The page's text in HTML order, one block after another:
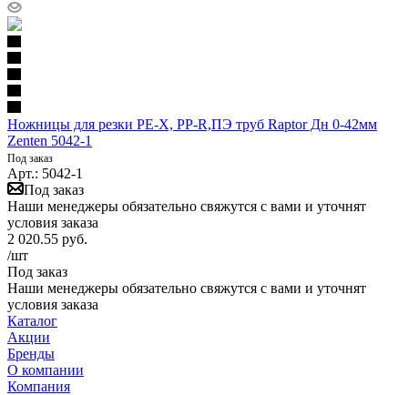
Ножницы для резки PE-X, PP-R,ПЭ труб Raptor Дн 0-42мм
Zenten 5042-1
Под заказ
Арт.: 5042-1
Под заказ
Наши менеджеры обязательно свяжутся с вами и уточнят
условия заказа
2 020.55 руб.
/шт
Под заказ
Наши менеджеры обязательно свяжутся с вами и уточнят
условия заказа
Каталог
Акции
Бренды
О компании
Компания